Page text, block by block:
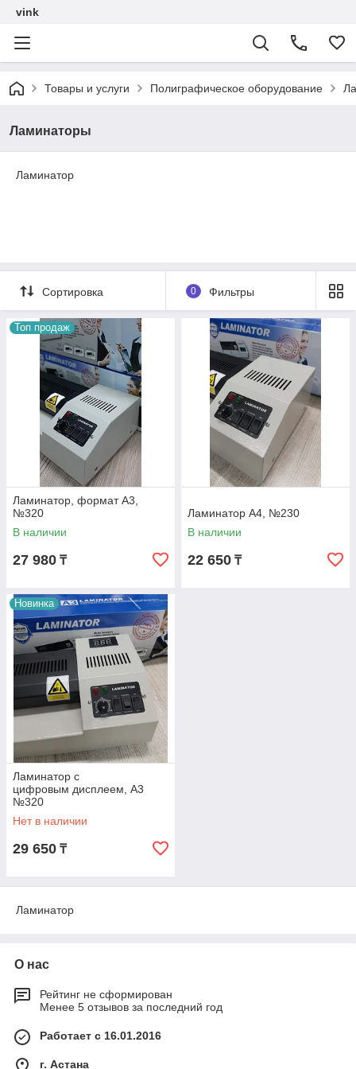
vink
Товары и услуги Полиграфическое оборудование
Ламинаторы
Ламинатор
Сортировка 0 Фильтры
Топ продаж
Ламинатор, формат А3,
№320
В наличии
27 980 ₸
Ламинатор А4, №230
В наличии
22 650 ₸
Новинка
Ламинатор c
цифровым дисплеем, А3
№320
Нет в наличии
29 650 ₸
Ламинатор
О нас
Рейтинг не сформирован
Менее 5 отзывов за последний год
Работает с 16.01.2016
г. Астана